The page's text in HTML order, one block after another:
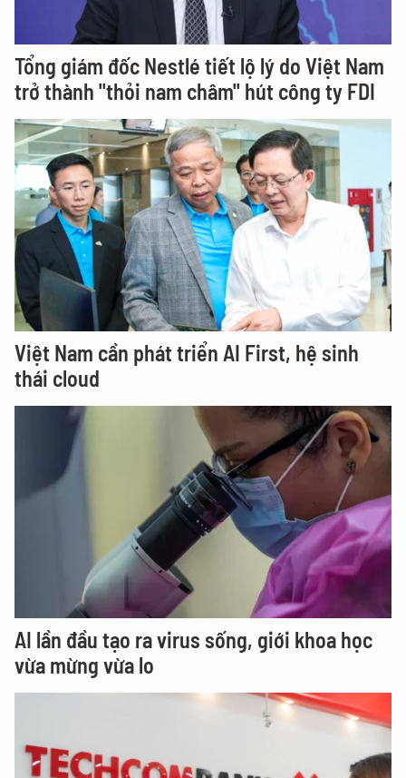
Tổng giám đốc Nestlé tiết lộ lý do Việt Nam
trở thành "thỏi nam châm" hút công ty FDI
Việt Nam cần phát triển AI First, hệ sinh
thái cloud
AI lần đầu tạo ra virus sống, giới khoa học
vừa mừng vừa lo